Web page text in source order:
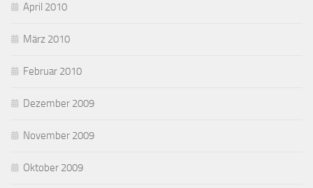
April 2010
März 2010
Februar 2010
Dezember 2009
November 2009
Oktober 2009